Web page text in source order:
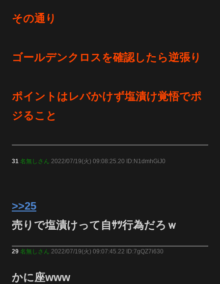
その通り
ゴールデンクロスを確認したら逆張り
ポイントはレバかけず塩漬け覚悟でポ
ジること
31 名無しさん 2022/07/19(火) 09:08:25.20 ID:N1dmhGiJ0
>>25
売りで塩漬けって自ｻﾂ行為だろｗ
29 名無しさん 2022/07/19(火) 09:07:45.22 ID:7gQZ7i630
かに座www